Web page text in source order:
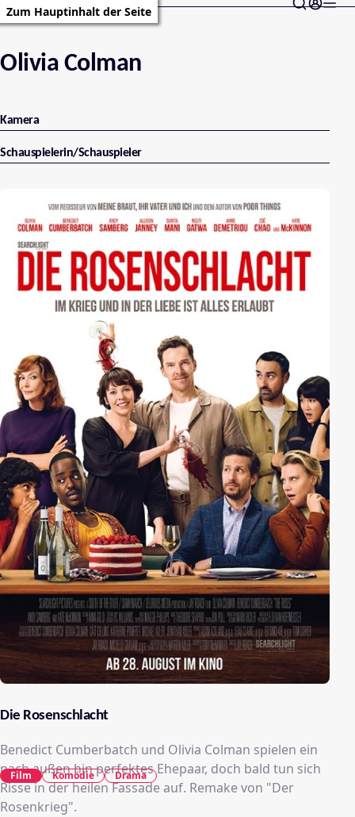
Zum Hauptinhalt der Seite
Olivia Colman
Kamera
Schauspielerin/Schauspieler
Die Rosenschlacht
Benedict Cumberbatch und Olivia Colman spielen ein
nach außen hin perfektes Ehepaar, doch bald tun sich
Risse in der heilen Fassade auf. Remake von "Der
Rosenkrieg".
Film Komödie Drama